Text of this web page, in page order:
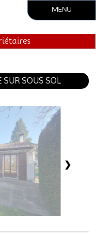
MENU
Vente
Gestion locative
Contact
SUR SOUS SOL
❯